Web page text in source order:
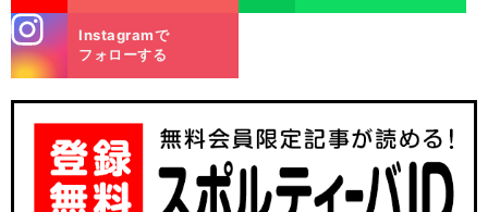
m
Instagramで
フォローする